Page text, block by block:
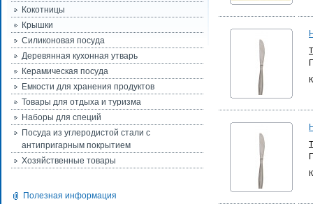
Кокотницы
Крышки
Силиконовая посуда
Деревянная кухонная утварь
Керамическая посуда
Емкости для хранения продуктов
Товары для отдыха и туризма
Наборы для специй
Посуда из углеродистой стали с
антипригарным покрытием
Хозяйственные товары
Полезная информация